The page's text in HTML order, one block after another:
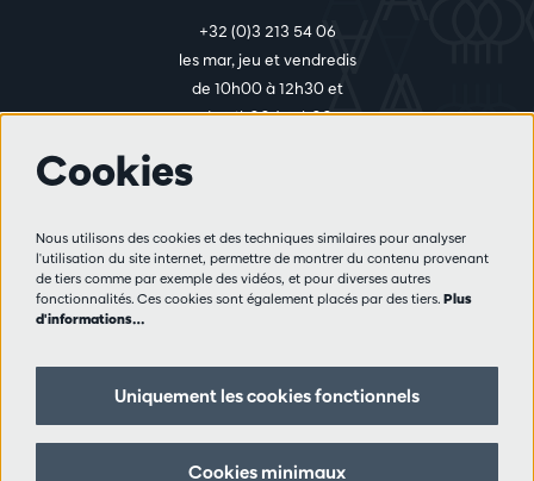
+32 (0)3 213 54 06
les mar, jeu et vendredis
de 10h00 à 12h30 et
de 14h00 à 17h00
Règlement des visiteurs
Vie privée
Partenaires
Suivez nous
Cookies
Nous utilisons des cookies et des techniques similaires pour analyser
l'utilisation du site internet, permettre de montrer du contenu provenant
de tiers comme par exemple des vidéos, et pour diverses autres
fonctionnalités. Ces cookies sont également placés par des tiers. Plus
d'informations…
Uniquement les cookies fonctionnels
Cookies minimaux